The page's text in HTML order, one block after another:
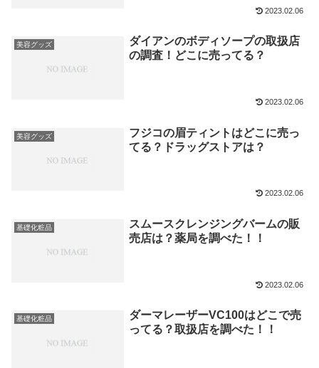
2023.02.06
美容グッズ
ダイアンのボディソープの取扱店
の調査！どこに売ってる？
2023.02.06
美容グッズ
フジコの眉ティントはどこに売っ
てる？ドラッグストアは？
2023.02.06
基礎化粧品
スムースクレンジングバームの販
売店は？薬局を調べた！！
2023.02.06
基礎化粧品
ダーマレーザーVC100はどこで売
ってる？取扱店を調べた！！